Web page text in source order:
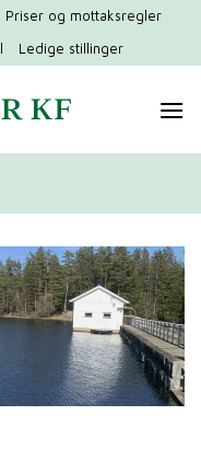
Priser og mottaksregler
Ledige stillinger